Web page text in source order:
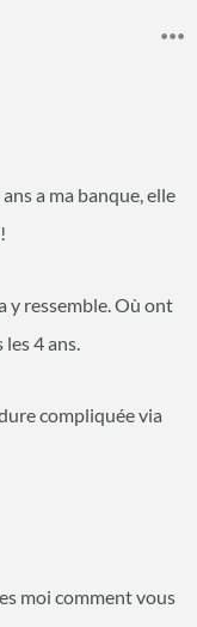
a ma banque, elle
y ressemble. Où ont
4 ans.
compliquée via
moi comment vous